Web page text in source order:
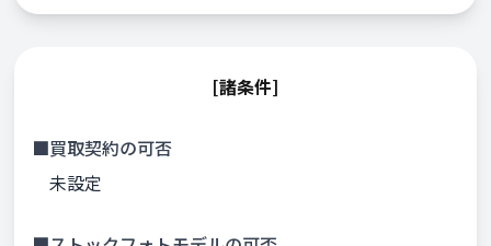
[諸条件]
■買取契約の可否
未設定